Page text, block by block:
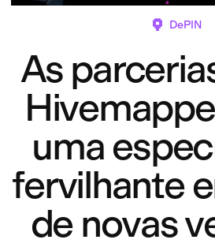
DePIN
As
uma
fervilhante
de novas